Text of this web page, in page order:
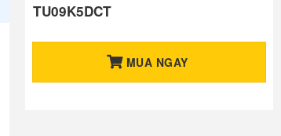
TU09K5DCT
MUA NGAY